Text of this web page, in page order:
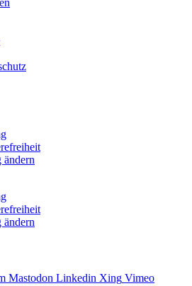
Mastodon Linkedin Xing Vimeo